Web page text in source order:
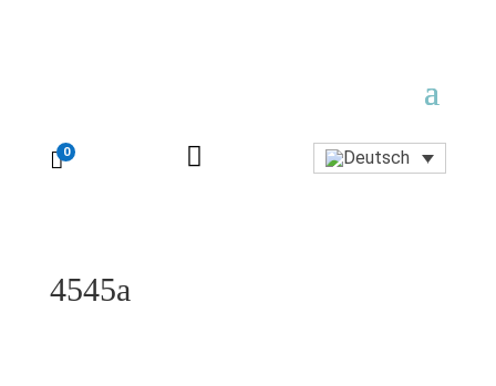
0 
4545a